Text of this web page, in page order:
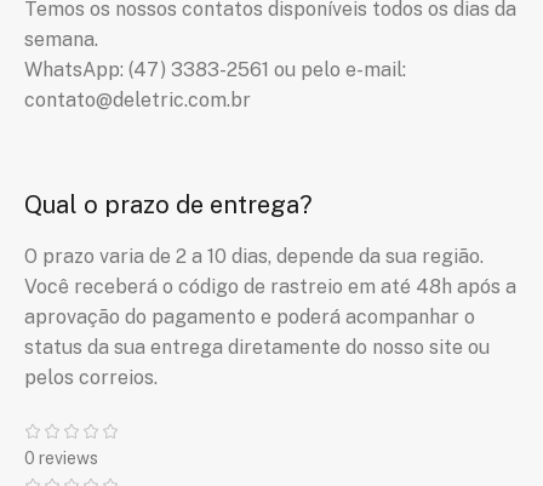
Temos os nossos contatos disponíveis todos os dias da
semana.
WhatsApp: (47) 3383-2561 ou pelo e-mail:
contato@deletric.com.br
Qual o prazo de entrega?
O prazo varia de 2 a 10 dias, depende da sua região.
Você receberá o código de rastreio em até 48h após a
aprovação do pagamento e poderá acompanhar o
status da sua entrega diretamente do nosso site ou
pelos correios.
0 reviews